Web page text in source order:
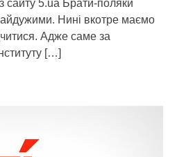
сайту 5.ua Брати-поляки
Нині вкотре маємо
Адже саме за
[…]